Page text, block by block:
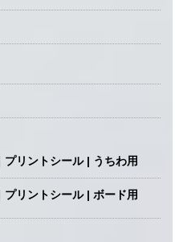
リントシール | うちわ用
リントシール | ボード用